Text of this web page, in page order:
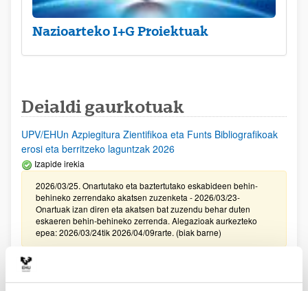
Nazioarteko I+G Proiektuak
Deialdi gaurkotuak
UPV/EHUn Azpiegitura Zientifikoa eta Funts Bibliografikoak
erosi eta berritzeko laguntzak 2026
Izapide irekia
2026/03/25. Onartutako eta baztertutako eskabideen behin-
behineko zerrendako akatsen zuzenketa - 2026/03/23-
Onartuak izan diren eta akatsen bat zuzendu behar duten
eskaeren behin-behineko zerrenda. Alegazioak aurkezteko
epea: 2026/03/24tik 2026/04/09rarte. (biak barne)
Zientzia, Teknologia eta Berrikuntza arloetako kultura
sustatzeko laguntzen deialdia (FECYT) 2026